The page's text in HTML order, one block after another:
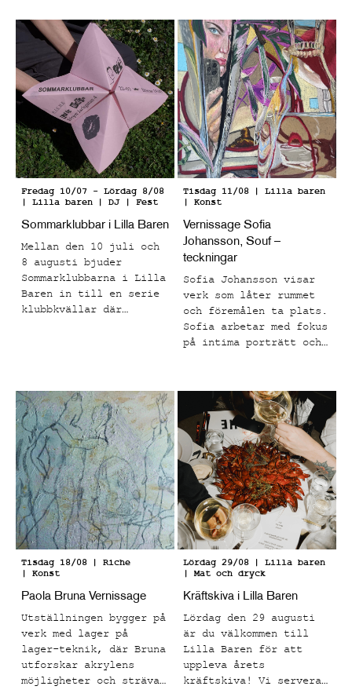
Fredag 10/07 - Lördag 8/08
| Lilla baren | DJ | Fest
Sommarklubbar i Lilla Baren
Mellan den 10 juli och
8 augusti bjuder
Sommarklubbarna i Lilla
Baren in till en serie
klubbkvällar där
Tisdag 11/08 | Lilla baren
| Konst
Vernissage Sofia
Johansson, Souf –
teckningar
Sofia Johansson visar
verk som låter rummet
och föremålen ta plats.
Sofia arbetar med fokus
på intima porträtt och
känns både bekanta och
känslomässigt laddade.
Tisdag 18/08 | Riche
| Konst
Paola Bruna Vernissage
Utställningen bygger på
verk med lager på
lager-teknik, där Bruna
utforskar akrylens
möjligheter och strävar
Lördag 29/08 | Lilla baren
| Mat och dryck
Kräftskiva i Lilla Baren
Lördag den 29 augusti
är du välkommen till
Lilla Baren för att
uppleva årets
kräftskiva! Vi serverar